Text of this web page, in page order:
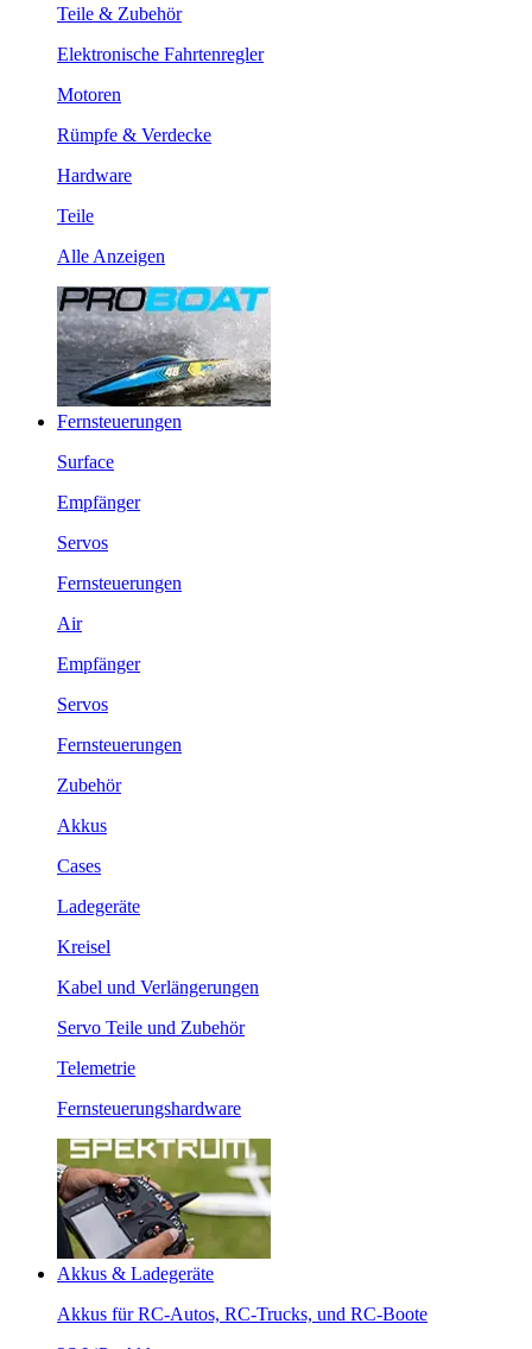
Teile & Zubehör
Elektronische Fahrtenregler
Motoren
Rümpfe & Verdecke
Hardware
Teile
Alle Anzeigen
Fernsteuerungen
Surface
Empfänger
Servos
Fernsteuerungen
Air
Empfänger
Servos
Fernsteuerungen
Zubehör
Akkus
Cases
Ladegeräte
Kreisel
Kabel und Verlängerungen
Servo Teile und Zubehör
Telemetrie
Fernsteuerungshardware
Akkus & Ladegeräte
Akkus für RC-Autos, RC-Trucks, und RC-Boote